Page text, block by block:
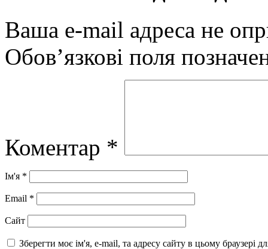
Ваша e-mail адреса не
Обов’язкові поля
Коментар *
Ім'я *
Email *
Сайт
Зберегти моє ім'я, e-mail, та адресу сайту в цьому браузері